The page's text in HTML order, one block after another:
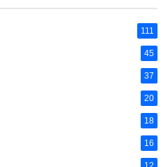
111
45
37
20
18
16